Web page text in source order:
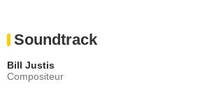
Soundtrack
Bill Justis
Compositeur